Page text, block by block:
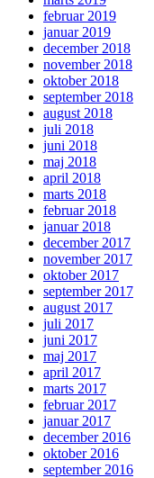
februar 2019
januar 2019
december 2018
november 2018
oktober 2018
september 2018
august 2018
juli 2018
juni 2018
maj 2018
april 2018
marts 2018
februar 2018
januar 2018
december 2017
november 2017
oktober 2017
september 2017
august 2017
juli 2017
juni 2017
maj 2017
april 2017
marts 2017
februar 2017
januar 2017
december 2016
oktober 2016
september 2016